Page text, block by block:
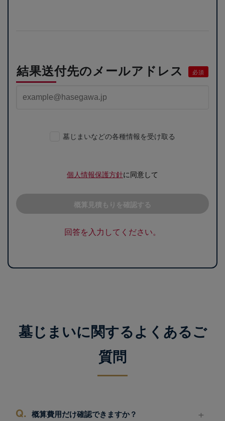
結果送付先のメールアドレス 必須
墓じまいなどの各種情報を受け取る
個人情報保護方針に同意して
概算見積もりを確認する
回答を入力してください。
墓じまいに関するよくあるご
質問
Q. 概算費用だけ確認できますか？